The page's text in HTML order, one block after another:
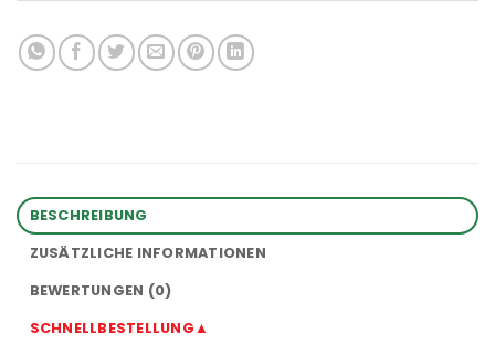
BESCHREIBUNG
ZUSÄTZLICHE INFORMATIONEN
BEWERTUNGEN (0)
SCHNELLBESTELLUNG▲